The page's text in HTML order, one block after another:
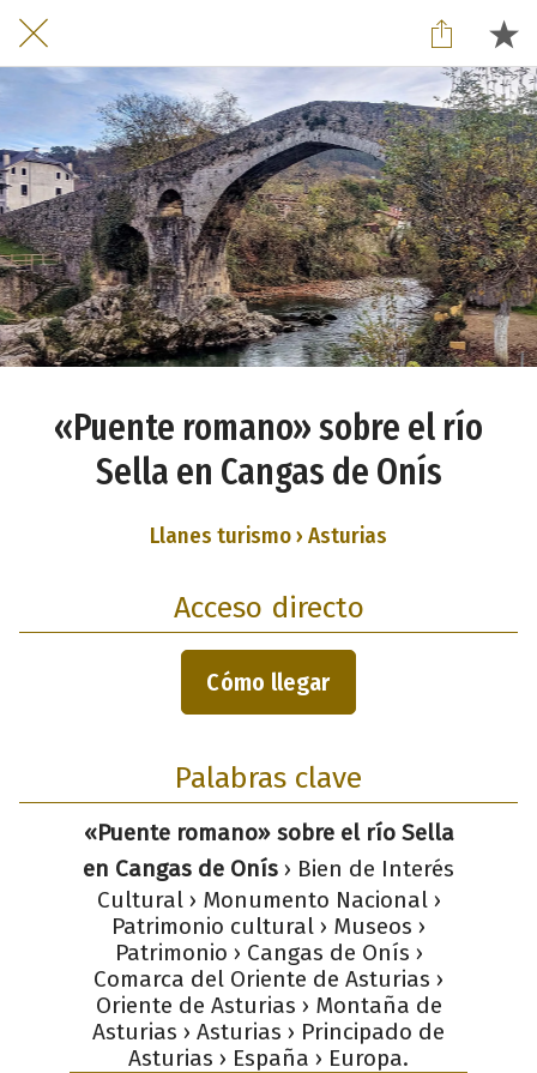
«Puente romano» sobre el río
Sella en Cangas de Onís
Llanes turismo › Asturias
Acceso directo
Cómo llegar
Palabras clave
«Puente romano» sobre el río Sella
en Cangas de Onís › Bien de Interés
Cultural › Monumento Nacional ›
Patrimonio cultural › Museos ›
Patrimonio › Cangas de Onís ›
Comarca del Oriente de Asturias ›
Oriente de Asturias › Montaña de
Asturias › Asturias › Principado de
Asturias › España › Europa.